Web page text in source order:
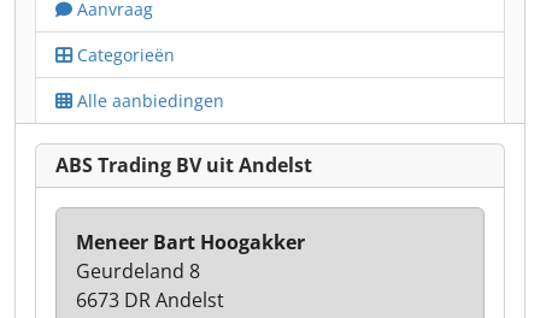
Aanvraag
Categorieën
Alle aanbiedingen
ABS Trading BV uit Andelst
Meneer Bart Hoogakker
Geurdeland 8
6673 DR Andelst